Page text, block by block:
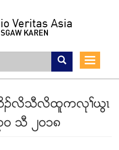
Toggle
သိဥလိသီလိထူကလုႈဎြၚ
၀ သီ ၂၀၁၈